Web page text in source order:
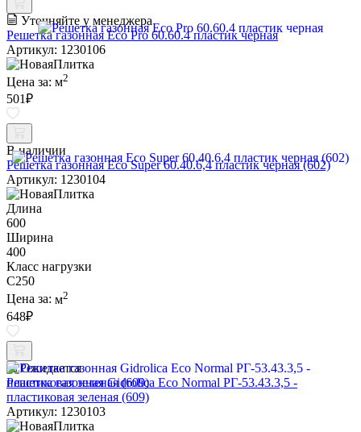
Уточняйте у менеджера
Решетка газонная Eco Pro 60.60.4 пластик черная
Артикул: 1230106
Цена за: м2
501₽
В наличии
Решетка газонная Eco Super 60.40.6,4 пластик черная (602)
Артикул: 1230104
Длина
600
Ширина
400
Класс нагрузки
C250
Цена за: м2
648₽
Ожидается
Решетка газонная Gidrolica Eco Normal РГ-53.43.3,5 -
пластиковая зеленая (609)
Артикул: 1230103